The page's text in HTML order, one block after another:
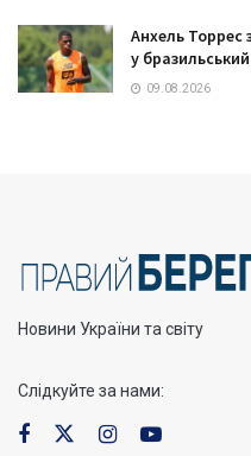
Анхель Торрес
у
09.08.2026
Новини України та світу
Слідкуйте за нами: